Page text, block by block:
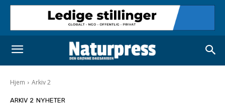
Hjem Arkiv 2
ARKIV 2 NYHETER